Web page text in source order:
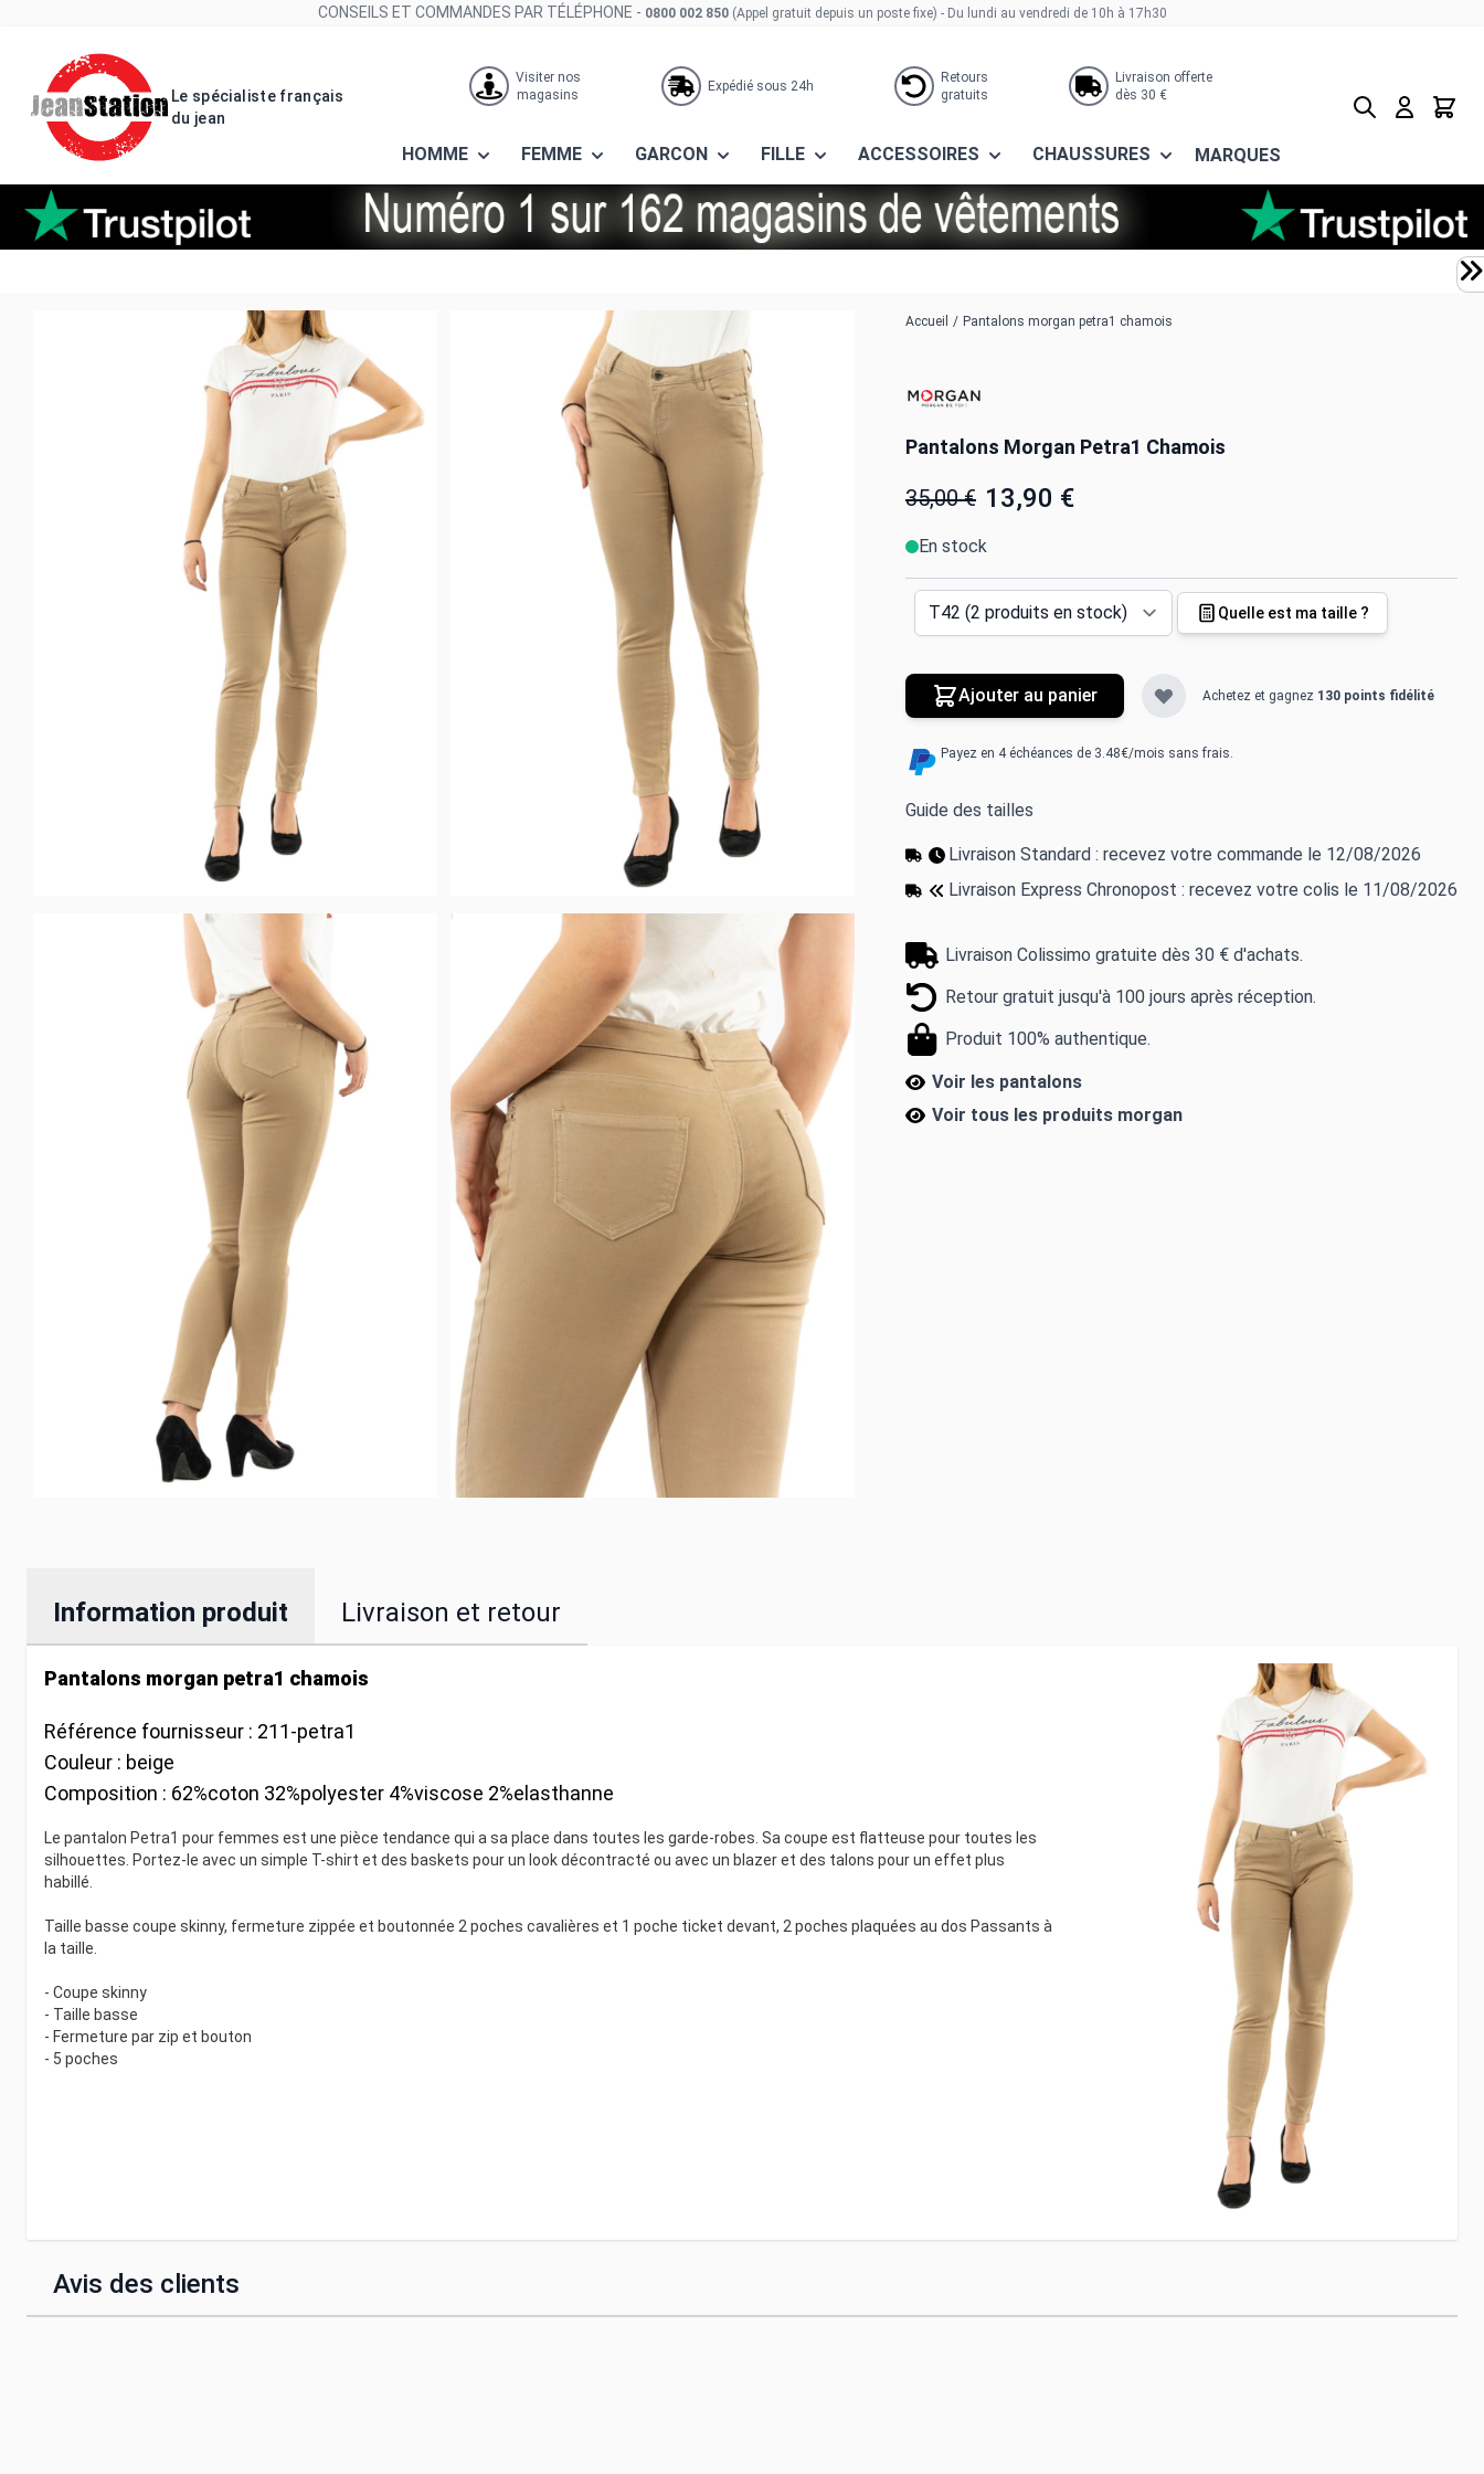
CONSEILS ET COMMANDES PAR TÉLÉPHONE - 0800 002 850 (Appel gratuit depuis un poste fixe) - Du lundi au vendredi de 10h à 17h30
Le spécialiste français
du jean
Visiter nos
magasins
Expédié sous 24h
Retours
gratuits
Livraison offerte
dès 30 €
HOMME FEMME GARCON FILLE ACCESSOIRES CHAUSSURES MARQUES
Rechercher
Panier
Pantalons morgan petra1 chamois Accueil / Pantalons morgan petra1 chamois
Pantalons Morgan Petra1 Chamois
35,00 € 13,90 €
En stock
Quelle est ma taille ?
Ajouter au panier Achetez et gagnez 130 points fidélité
Payez en 4 échéances de 3.48€/mois sans frais.
Guide des tailles
Livraison Standard : recevez votre commande le 12/08/2026
Livraison Express Chronopost : recevez votre colis le 11/08/2026
Livraison Colissimo gratuite dès 30 € d'achats.
Retour gratuit jusqu'à 100 jours après réception.
Produit 100% authentique.
Voir les pantalons
Voir tous les produits morgan
Information produit Livraison et retour
Pantalons morgan petra1 chamois
Référence fournisseur : 211-petra1
Couleur : beige
Composition : 62%coton 32%polyester 4%viscose 2%elasthanne
Le pantalon Petra1 pour femmes est une pièce tendance qui a sa place dans toutes les garde-robes. Sa coupe est flatteuse pour toutes les
silhouettes. Portez-le avec un simple T-shirt et des baskets pour un look décontracté ou avec un blazer et des talons pour un effet plus
habillé.
Taille basse coupe skinny, fermeture zippée et boutonnée 2 poches cavalières et 1 poche ticket devant, 2 poches plaquées au dos Passants à
la taille.
- Coupe skinny
- Taille basse
- Fermeture par zip et bouton
- 5 poches
Avis des clients